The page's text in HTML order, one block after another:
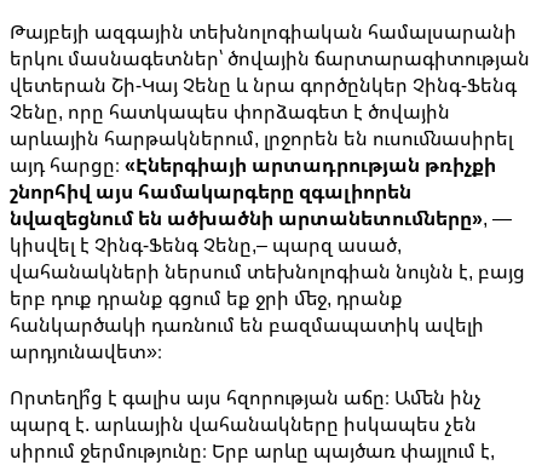
Թայբեյի ազգային տեխնոլոգիական համալսարանի
երկու մասնագետներ՝ ծովային ճարտարագիտության
վետերան Շի-Կայ Չենը և նրա գործընկեր Չինգ-Ֆենգ
Չենը, որը հատկապես փորձագետ է ծովային
արևային հարթակներում, լրջորեն են ուսումնասիրել
այդ հարցը։ «Էներգիայի արտադրության թռիչքի
շնորհիվ այս համակարգերը զգալիորեն
նվազեցնում են ածխածնի արտանետումները», —
կիսվել է Չինգ-Ֆենգ Չենը,– պարզ ասած,
վահանակների ներսում տեխնոլոգիան նույնն է, բայց
երբ դուք դրանք գցում եք ջրի մեջ, դրանք
հանկարծակի դառնում են բազմապատիկ ավելի
արդյունավետ»։
Որտեղի՞ց է գալիս այս հզորության աճը։ Ամեն ինչ
պարզ է. արևային վահանակները իսկապես չեն
սիրում ջերմությունը։ Երբ արևը պայծառ փայլում է,